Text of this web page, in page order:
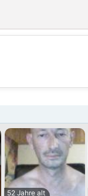
52 Jahre alt